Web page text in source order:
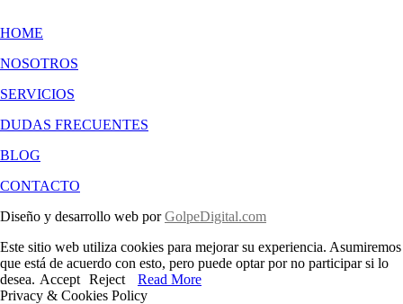
HOME
NOSOTROS
SERVICIOS
DUDAS FRECUENTES
BLOG
CONTACTO
Diseño y desarrollo web porGolpeDigital.com
Este sitio web utiliza cookies para mejorar su experiencia. Asumiremos
que está de acuerdo con esto, pero puede optar por no participar si lo
desea. Accept Reject
Read More
Privacy & Cookies Policy